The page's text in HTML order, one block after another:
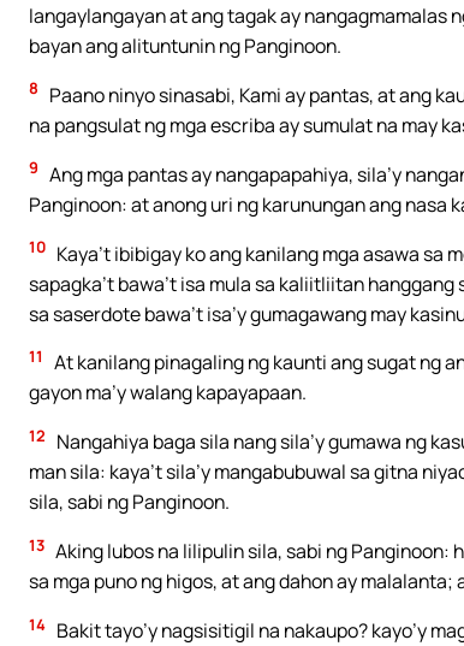
langaylangayan at ang tagak ay nangagmamalas
bayan ang alituntunin ng Panginoon.
8
Paano ninyo sinasabi, Kami ay pantas, at ang
na pangsulat ng mga escriba ay sumulat na may
9 Ang mga pantas ay nangapapahiya, sila’y
Panginoon: at anong uri ng karunungan ang nasa
10 Kaya’t ibibigay ko ang kanilang mga asawa sa
sapagka’t bawa’t isa mula sa kaliitliitan
sa saserdote bawa’t isa’y gumagawang may
11
At kanilang pinagaling ng kaunti ang sugat ng
gayon ma’y walang kapayapaan.
12
Nangahiya baga sila nang sila’y gumawa ng
man sila: kaya’t sila’y mangabubuwal sa gitna
sila, sabi ng Panginoon.
13 Aking lubos na lilipulin sila, sabi ng Panginoon:
sa mga puno ng higos, at ang dahon ay
14 Bakit tayo’y nagsisitigil na nakaupo? kayo’y